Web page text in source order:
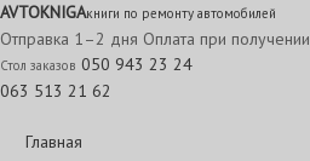
AVTOKNIGAкниги по ремонту автомобилей
Отправка 1–2 дня Оплата при получении
Стол заказов 050 943 23 24
063 513 21 62
Главная